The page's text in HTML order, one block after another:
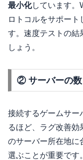
最小化しています。
ロトコルをサポー
す。速度テストの結
しょう。
② サーバーの数
接続するゲームサー
るほど、ラグ改善効
のサーバー所在地に
選ぶことが重要です。